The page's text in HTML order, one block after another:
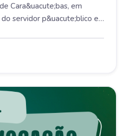
Cara&uacute;bas, em
servidor p&uacute;blico e